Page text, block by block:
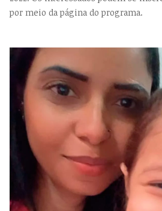
por meio da página do programa.